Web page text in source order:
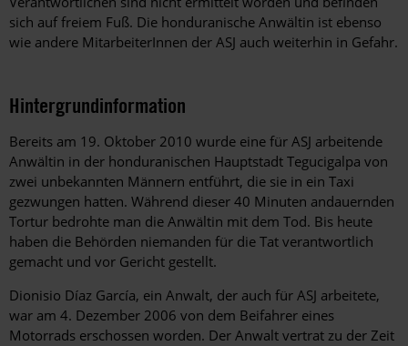
sich auf freiem Fuß. Die honduranische Anwältin ist ebenso
wie andere MitarbeiterInnen der ASJ auch weiterhin in Gefahr.
Hintergrundinformation
Hintergrund
Bereits am 19. Oktober 2010 wurde eine für ASJ arbeitende
Anwältin in der honduranischen Hauptstadt Tegucigalpa von
zwei unbekannten Männern entführt, die sie in ein Taxi
gezwungen hatten. Während dieser 40 Minuten andauernden
Tortur bedrohte man die Anwältin mit dem Tod. Bis heute
haben die Behörden niemanden für die Tat verantwortlich
gemacht und vor Gericht gestellt.
Dionisio Díaz García, ein Anwalt, der auch für ASJ arbeitete,
war am 4. Dezember 2006 von dem Beifahrer eines
Motorrads erschossen worden. Der Anwalt vertrat zu der Zeit